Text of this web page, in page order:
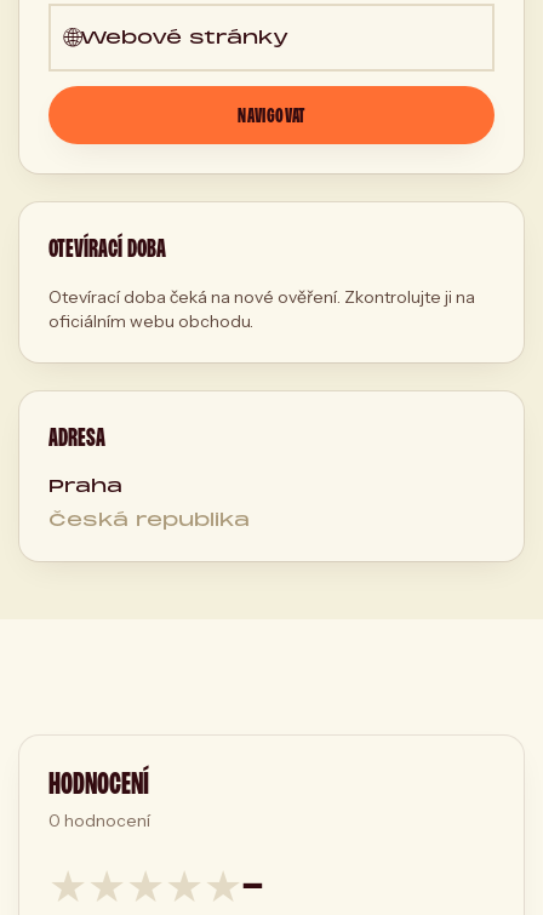
🌐Webové stránky
NAVIGOVAT
OTEVÍRACÍ DOBA
Otevírací doba čeká na nové ověření. Zkontrolujte ji na
oficiálním webu obchodu.
ADRESA
Praha
Česká republika
HODNOCENÍ
0 hodnocení
★★★★★—